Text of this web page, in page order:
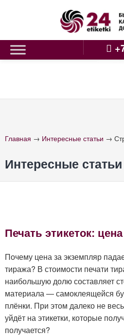
Главная → Интересные статьи →
Интересные статьи
Печать этикеток:
Почему цена за экземпляр
тиража? В стоимости печати
наибольшую долю составляет
материала — самоклеящейся
плёнки. При этом далеко не
уйдёт на этикетки, которые
получается?